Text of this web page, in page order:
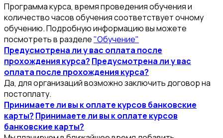
Программа курса, время проведения обучения и
количество часов обучения соответствует очному
обучению. Подробную информацию вы можете
посмотреть в разделе"Обучение"
Предусмотрена ли у вас оплата после
прохождения курса? Предусмотрена ли у вас
оплата после прохождения курса?
Да, для организаций возможно заключить договор на
постоплату.
Принимаете ли вы к оплате курсов банковские
карты? Принимаете ли вы к оплате курсов
банковские карты?